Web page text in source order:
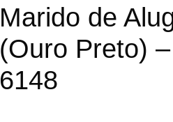
Marido de
(Ouro Preto)
6148